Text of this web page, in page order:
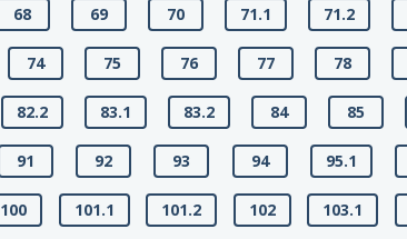
68 69 70 71.1 71.2
74 75 76 77 78
82.2 83.1 83.2 84 85
91 92 93 94 95.1
100 101.1 101.2 102 103.1